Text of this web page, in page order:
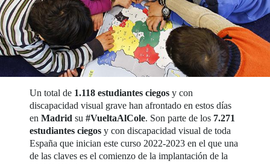
Un total de 1.118 estudiantes ciegos y con
discapacidad visual grave han afrontado en estos días
enMadrid su#VueltaAlCole. Son parte de los 7.271
estudiantes ciegos y con discapacidad visual de toda
España que inician este curso 2022-2023 en el que una
de las claves es el comienzo de la implantación de la